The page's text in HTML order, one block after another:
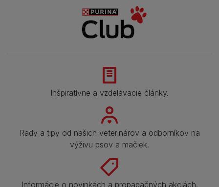
Inšpiratívne a vzdelávacie články.
Rady a tipy od našich veterinárov a odborníkov na
výživu psov a mačiek.
Informácie o novinkách a propagačných akciách.